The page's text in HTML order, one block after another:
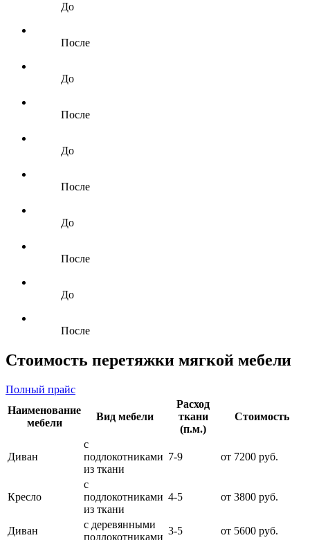
До
После
До
После
До
После
До
После
До
После
Стоимость перетяжки мягкой мебели
Полный прайс
Наименование
мебели
Вид мебели
Расход
ткани
(п.м.)
Стоимость
Диван
с
подлокотниками
из ткани
7-9 от 7200 руб.
Кресло
с
подлокотниками
из ткани
4-5 от 3800 руб.
Диван
с деревянными
подлокотниками
3-5 от 5600 руб.